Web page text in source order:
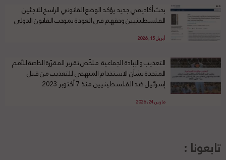
بحث أكاديمي جديد يؤكد الوضع القانوني الراسخ للاجئين
الفلسطينيين وحقهم في العودة بموجب القانون الدولي
أبريل 15, 2026
التعذيب والإبادة الجماعية: ملخّص تقرير المقرّرة الخاصة للأمم
المتحدة بشأن الاستخدام المنهجي للتعذيب من قبل
إسرائيل ضد الفلسطينيين منذ 7 أكتوبر 2023
مارس 24, 2026
تابعونا :